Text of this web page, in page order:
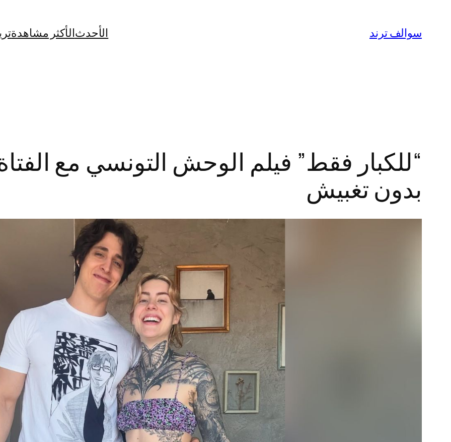
المحتوى
سوالف ترند الأحدثالأكثر مشاهدة
بدون تغبيش